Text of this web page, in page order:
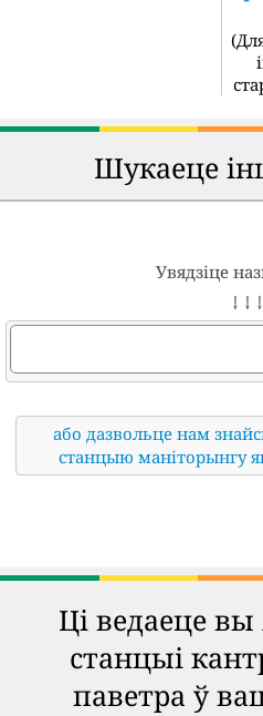
(
Шукаеце
Увядзіце
↓ ↓ ↓
або дазвольце нам
станцыю маніторынгу
Ці ведаеце вы
станцыі
паветра ў